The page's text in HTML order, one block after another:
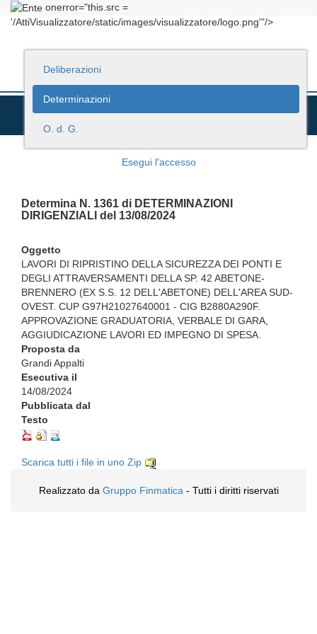
onerror="this.src =
'/AttiVisualizzatore/static/images/visualizzatore/logo.png'"/>
Deliberazioni
Determinazioni
O. d. G.
Esegui l'accesso
Determina N. 1361 di DETERMINAZIONI
DIRIGENZIALI del 13/08/2024
Oggetto
LAVORI DI RIPRISTINO DELLA SICUREZZA DEI PONTI E
DEGLI ATTRAVERSAMENTI DELLA SP. 42 ABETONE-
BRENNERO (EX S.S. 12 DELL'ABETONE) DELL'AREA SUD-
OVEST. CUP G97H21027640001 - CIG B2880A290F.
APPROVAZIONE GRADUATORIA, VERBALE DI GARA,
AGGIUDICAZIONE LAVORI ED IMPEGNO DI SPESA.
Proposta da
Grandi Appalti
Esecutiva il
14/08/2024
Pubblicata dal
Testo
Scarica tutti i file in uno Zip
Realizzato da Gruppo Finmatica- Tutti i diritti riservati